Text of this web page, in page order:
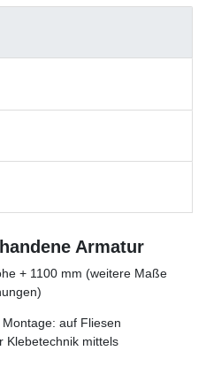
Armatur
+ 1100 mm (weitere Maße
auf Fliesen
Klebetechnik mittels